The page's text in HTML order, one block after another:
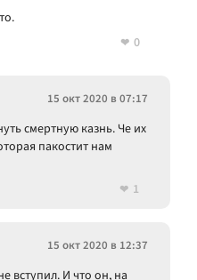
0
15 окт 2020 в 07:17
смертную казнь. Че их
пакостит нам
1
15 окт 2020 в 12:37
вступил. И что он, на